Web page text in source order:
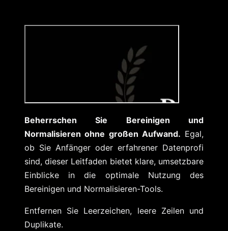
Beherrschen Sie Bereinigen und
Normalisieren ohne großen Aufwand. Egal,
ob Sie Anfänger oder erfahrener Datenprofi
sind, dieser Leitfaden bietet klare, umsetzbare
Einblicke in die optimale Nutzung des
Bereinigen und Normalisieren-Tools.
Entfernen Sie Leerzeichen, leere Zeilen und
Duplikate.